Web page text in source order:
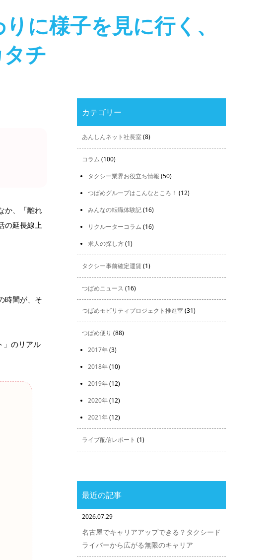
に様子を見に行く、
チ
か、「離れ
の延長線上
時間が、そ
」のリアル
カテゴリー
あんしんネット社長室(8)
コラム (100)
タクシー業界お役立ち情報 (50)
つばめグループはこんなところ！ (12)
みんなの転職体験記(16)
リクルーターコラム (16)
求人の探し方(1)
タクシー事前確定運賃(1)
つばめニュース (16)
つばめモビリティプロジェクト推進室(31)
つばめ便り (88)
2017年(3)
2018年(10)
2019年(12)
2020年(12)
2021年(12)
ライブ配信レポート (1)
最近の記事
2026.07.29
名古屋でキャリアアップできる？タクシード
ライバーから広がる無限のキャリア